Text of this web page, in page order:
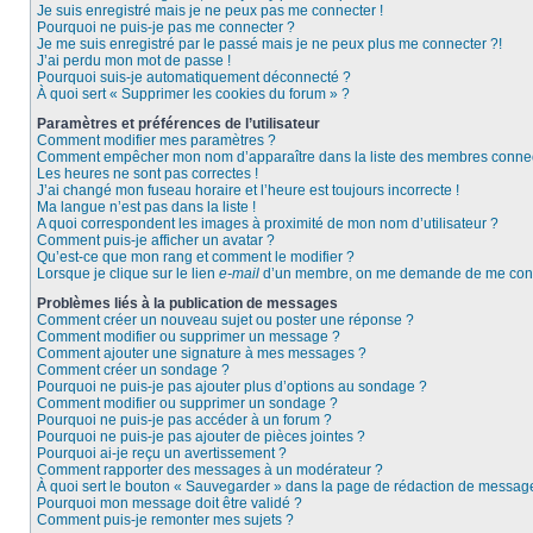
Je suis enregistré mais je ne peux pas me connecter !
Pourquoi ne puis-je pas me connecter ?
Je me suis enregistré par le passé mais je ne peux plus me connecter ?!
J’ai perdu mon mot de passe !
Pourquoi suis-je automatiquement déconnecté ?
À quoi sert « Supprimer les cookies du forum » ?
Paramètres et préférences de l’utilisateur
Comment modifier mes paramètres ?
Comment empêcher mon nom d’apparaître dans la liste des membres
Les heures ne sont pas correctes !
J’ai changé mon fuseau horaire et l’heure est toujours incorrecte !
Ma langue n’est pas dans la liste !
A quoi correspondent les images à proximité de mon nom d’utilisateur ?
Comment puis-je afficher un avatar ?
Qu’est-ce que mon rang et comment le modifier ?
Lorsque je clique sur le lien e-mail d’un membre, on me demande de me
Problèmes liés à la publication de messages
Comment créer un nouveau sujet ou poster une réponse ?
Comment modifier ou supprimer un message ?
Comment ajouter une signature à mes messages ?
Comment créer un sondage ?
Pourquoi ne puis-je pas ajouter plus d’options au sondage ?
Comment modifier ou supprimer un sondage ?
Pourquoi ne puis-je pas accéder à un forum ?
Pourquoi ne puis-je pas ajouter de pièces jointes ?
Pourquoi ai-je reçu un avertissement ?
Comment rapporter des messages à un modérateur ?
À quoi sert le bouton « Sauvegarder » dans la page de rédaction de
Pourquoi mon message doit être validé ?
Comment puis-je remonter mes sujets ?